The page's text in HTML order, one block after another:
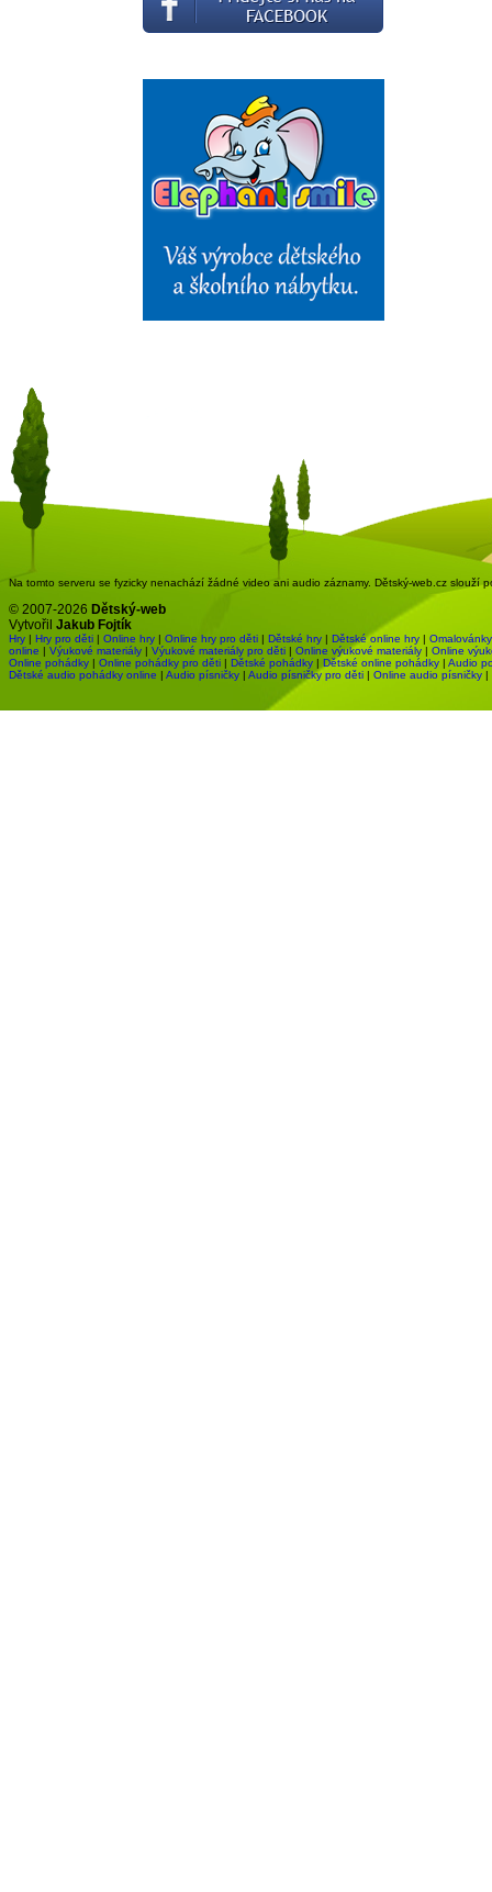
Na tomto serveru se fyzicky nenachází žádné video ani audio záznamy. Dětský-web.cz slouží
© 2007-2026 Dětský-web
Vytvořil Jakub Fojtík
Hry | Hry pro děti | Online hry | Online hry pro děti | Dětské hry | Dětské online hry | Omalovánky
online | Výukové materiály | Výukové materiály pro děti | Online výukové materiály | Online
Online pohádky | Online pohádky pro děti | Dětské pohádky | Dětské online pohádky | Audio
Dětské audio pohádky online | Audio písničky | Audio písničky pro děti | Online audio písničky |